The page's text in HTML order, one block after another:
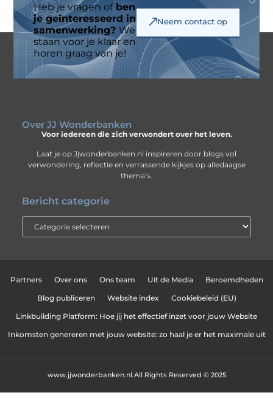
Heb je vragen ofben
je geïnteresseerd in
samenwerking? We
staan voor je klaar en
horen graag van je!
Neem contact op
Over JJ Wonderbanken
Voor iedereen die zich verwondert over het leven.
Laat je op Jjwonderbanken.nl inspireren door blogs vol
verwondering, reflectie en verrassende kijkjes op alledaagse
thema’s.
Bericht categorie
Partners Over ons Ons team Uit de Media Beroemdheden
Blog publiceren Website index Cookiebeleid (EU)
Linkbuilding Platform: Hoe jij het effectief inzet voor jouw Website
Inkomsten genereren met jouw website: zo haal je er het maximale uit
All Rights Reserved © 2025
www.jjwonderbanken.nl.